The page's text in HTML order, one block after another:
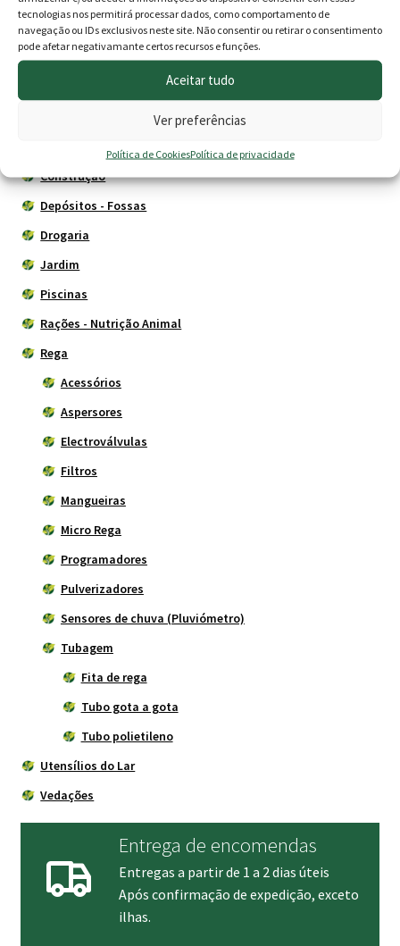
tecnologias nos permitirá processar dados, como comportamento de
navegação ou IDs exclusivos neste site. Não consentir ou retirar o consentimento
pode afetar negativamante certos recursos e funções.
Aceitar tudo
Ver preferências
Política de CookiesPolítica de privacidade
era:
Produtos
Cercas eléctricas
Construção
Depósitos - Fossas
Drogaria
Jardim
Piscinas
Rações - Nutrição Animal
Rega
Acessórios
Aspersores
Electroválvulas
Filtros
Mangueiras
Micro Rega
Programadores
Pulverizadores
Sensores de chuva (Pluviómetro)
Tubagem
Fita de rega
Tubo gota a gota
Tubo polietileno
Utensílios do Lar
Vedações
Entrega de encomendas
Entregas a partir de 1 a 2 dias úteis
Após confirmação de expedição, exceto
ilhas.